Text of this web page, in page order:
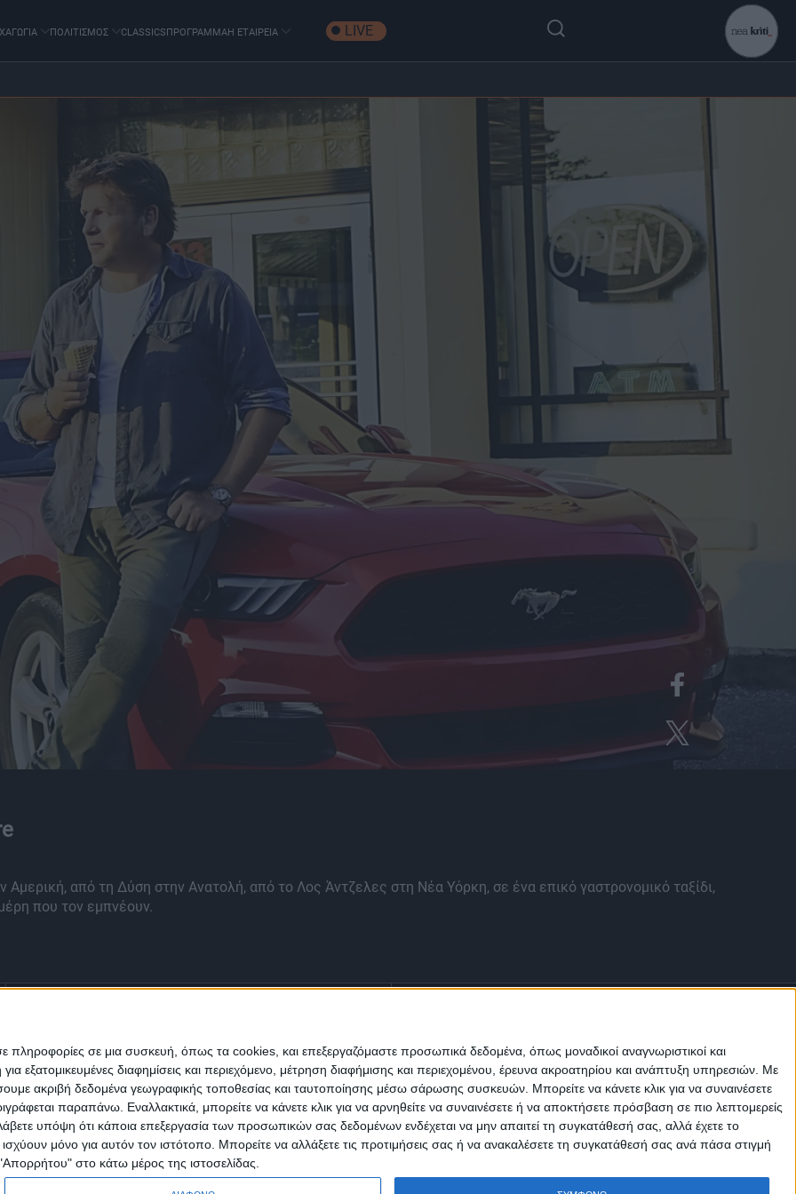
πληροφορίες σε μια συσκευή, όπως τα cookies, και επεξεργαζόμαστε προσωπικά δεδομένα, όπως μοναδικοί αναγνωριστικοί και
διαφημίσεις και περιεχόμενο, μέτρηση διαφήμισης και περιεχομένου, έρευνα ακροατηρίου και ανάπτυξη υπηρεσιών. Με
ακριβή δεδομένα γεωγραφικής τοποθεσίας και ταυτοποίησης μέσω σάρωσης συσκευών. Μπορείτε να κάνετε κλικ για να συναινέσετε
παραπάνω. Εναλλακτικά, μπορείτε να κάνετε κλικ για να αρνηθείτε να συναινέσετε ή να αποκτήσετε πρόσβαση σε πιο λεπτομερείς
υπόψη ότι κάποια επεξεργασία των προσωπικών σας δεδομένων ενδέχεται να μην απαιτεί τη συγκατάθεσή σας, αλλά έχετε το
μόνο για αυτόν τον ιστότοπο. Μπορείτε να αλλάξετε τις προτιμήσεις σας ή να ανακαλέσετε τη συγκατάθεσή σας ανά πάσα στιγμή
στο κάτω μέρος της ιστοσελίδας.
ΠΟΛΙΤΙΣΜΟΣ CLASSICSΠΡΟΓΡΑΜΜΑΗ ΕΤΑΙΡΕΙΑ LIVE
Αμερική, από τη Δύση στην Ανατολή, από το Λος Άντζελες στη Νέα Υόρκη, σε ένα επικό γαστρονομικό ταξίδι,
που τον εμπνέουν.
Classics Επικοινωνία
Trailers
Μ.Η.Τ.
242814